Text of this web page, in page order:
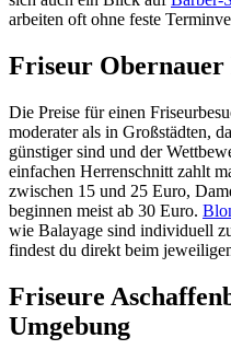
arbeiten oft ohne feste
Friseur Obernauer
Die Preise für einen
moderater als in Großstädten,
günstiger sind und der
einfachen Herrenschnitt zahlt
zwischen 15 und 25 Euro,
beginnen meist ab 30 Euro.
wie Balayage sind individuell
findest du direkt beim
Friseure
Umgebung